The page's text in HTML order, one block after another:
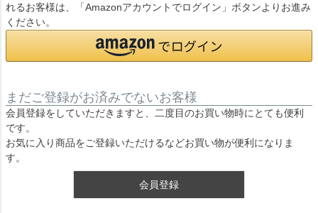
れるお客様は、「Amazonアカウントでログイン」ボタンよりお進み
ください。
まだご登録がお済みでないお客様
会員登録をしていただきますと、二度目のお買い物時にとても便利
です。
お気に入り商品をご登録いただけるなどお買い物が便利になりま
す。
会員登録